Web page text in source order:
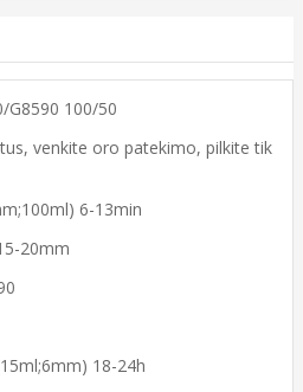
G8590 100/50
venkite oro patekimo, pilkite tik
6-13min
20mm
18-24h